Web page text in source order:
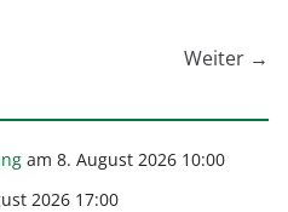
Weiter →
am 8. August 2026 10:00
2026 17:00